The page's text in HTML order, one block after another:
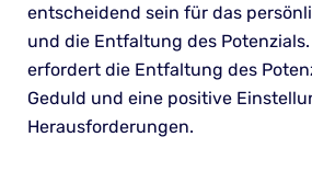
entscheidend sein für das
und die Entfaltung des
erfordert die Entfaltung des
Geduld und eine positive
Herausforderungen.